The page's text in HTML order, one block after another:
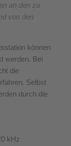
an den zu
von den
können
werden. Bei
die
Selbst
durch die
kHz